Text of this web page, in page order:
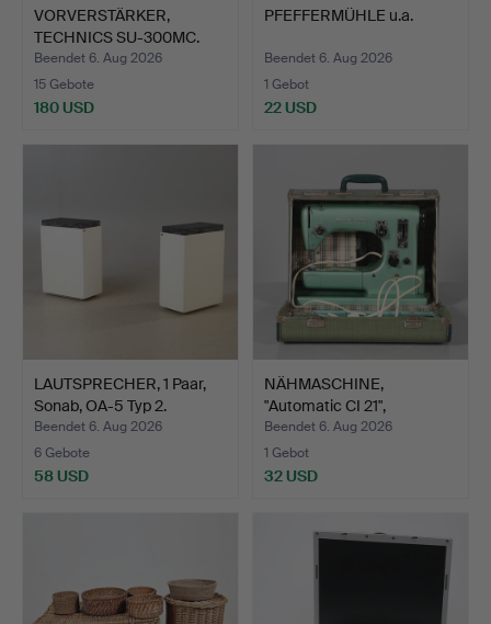
VORVERSTÄRKER,
TECHNICS SU-300MC.
Beendet 6. Aug 2026
15 Gebote
180 USD
PFEFFERMÜHLE u.a.
Beendet 6. Aug 2026
1 Gebot
22 USD
LAUTSPRECHER, 1 Paar,
Sonab, OA-5 Typ 2.
Beendet 6. Aug 2026
6 Gebote
58 USD
NÄHMASCHINE,
"Automatic CI 21",
Husqvarna.
Beendet 6. Aug 2026
1 Gebot
32 USD